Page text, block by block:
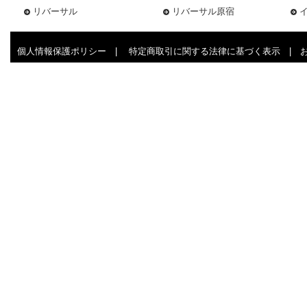
リバーサル リバーサル原宿
個人情報保護ポリシー 特定商取引に関する法律に基づく表示